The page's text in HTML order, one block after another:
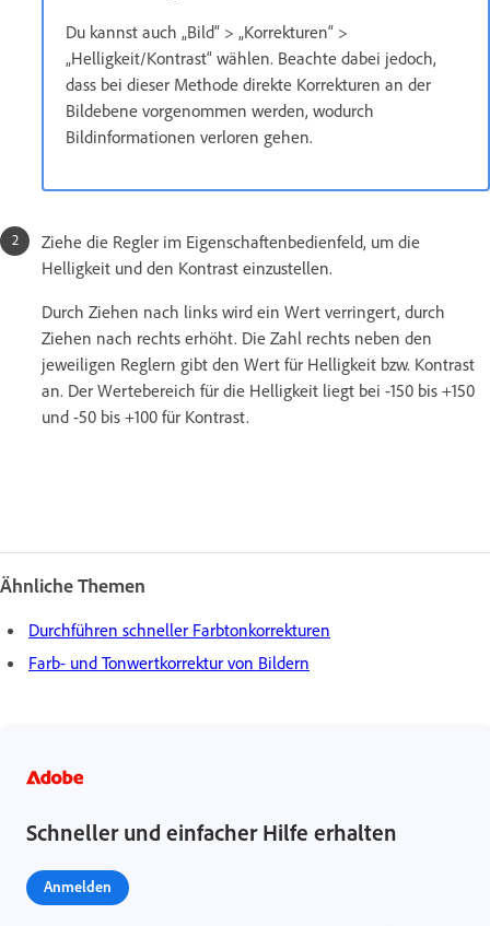
Du kannst auch „Bild“ > „Korrekturen“ >
„Helligkeit/Kontrast“ wählen. Beachte dabei jedoch,
dass bei dieser Methode direkte Korrekturen an der
Bildebene vorgenommen werden, wodurch
Bildinformationen verloren gehen.
Ziehe die Regler im Eigenschaftenbedienfeld, um die
Helligkeit und den Kontrast einzustellen.
Durch Ziehen nach links wird ein Wert verringert, durch
Ziehen nach rechts erhöht. Die Zahl rechts neben den
jeweiligen Reglern gibt den Wert für Helligkeit bzw. Kontrast
an. Der Wertebereich für die Helligkeit liegt bei -150 bis +150
und -50 bis +100 für Kontrast.
Ähnliche Themen
Durchführen schneller Farbtonkorrekturen
Farb- und Tonwertkorrektur von Bildern
Schneller und einfacher Hilfe erhalten
Anmelden